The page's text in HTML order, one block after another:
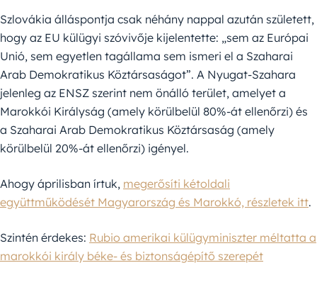
Szlovákia álláspontja csak néhány nappal azután született,
hogy az EU külügyi szóvivője kijelentette: „sem az Európai
Unió, sem egyetlen tagállama sem ismeri el a Szaharai
Arab Demokratikus Köztársaságot”. A Nyugat-Szahara
jelenleg az ENSZ szerint nem önálló terület, amelyet a
Marokkói Királyság (amely körülbelül 80%-át ellenőrzi) és
a Szaharai Arab Demokratikus Köztársaság (amely
körülbelül 20%-át ellenőrzi) igényel.
Ahogy áprilisban írtuk, megerősíti kétoldali
együttműködését Magyarország és Marokkó, részletek itt.
Szintén érdekes: Rubio amerikai külügyminiszter méltatta a
marokkói király béke- és biztonságépítő szerepét